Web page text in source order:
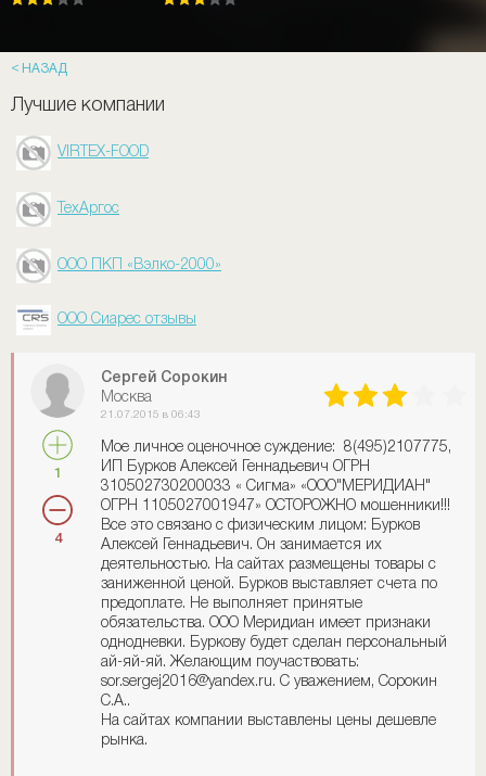
НАЗАД
Лучшие компании
VIRTEX-FOOD
ТехАргос
ООО ПКП «Вэлко-2000»
ООО Сиарес отзывы
1
4
Сергей Сорокин
Москва
21.07.2015 в 06:43
Мое личное оценочное суждение: 8(495)2107775,
ИП Бурков Алексей Геннадьевич ОГРН
310502730200033 « Сигма» «ООО"МЕРИДИАН"
ОГРН 1105027001947» ОСТОРОЖНО мошенники!!!
Все это связано с физическим лицом: Бурков
Алексей Геннадьевич. Он занимается их
деятельностью. На сайтах размещены товары с
заниженной ценой. Бурков выставляет счета по
предоплате. Не выполняет принятые
обязательства. ООО Меридиан имеет признаки
однодневки. Буркову будет сделан персональный
ай-яй-яй. Желающим поучаствовать:
sor.sergej2016@yandex.ru. С уважением, Сорокин
С.А..
На сайтах компании выставлены цены дешевле
рынка.